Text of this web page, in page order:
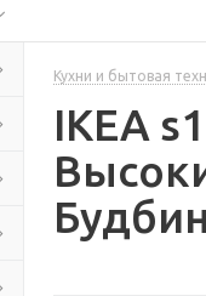
Кухни и бытовая
IKEA